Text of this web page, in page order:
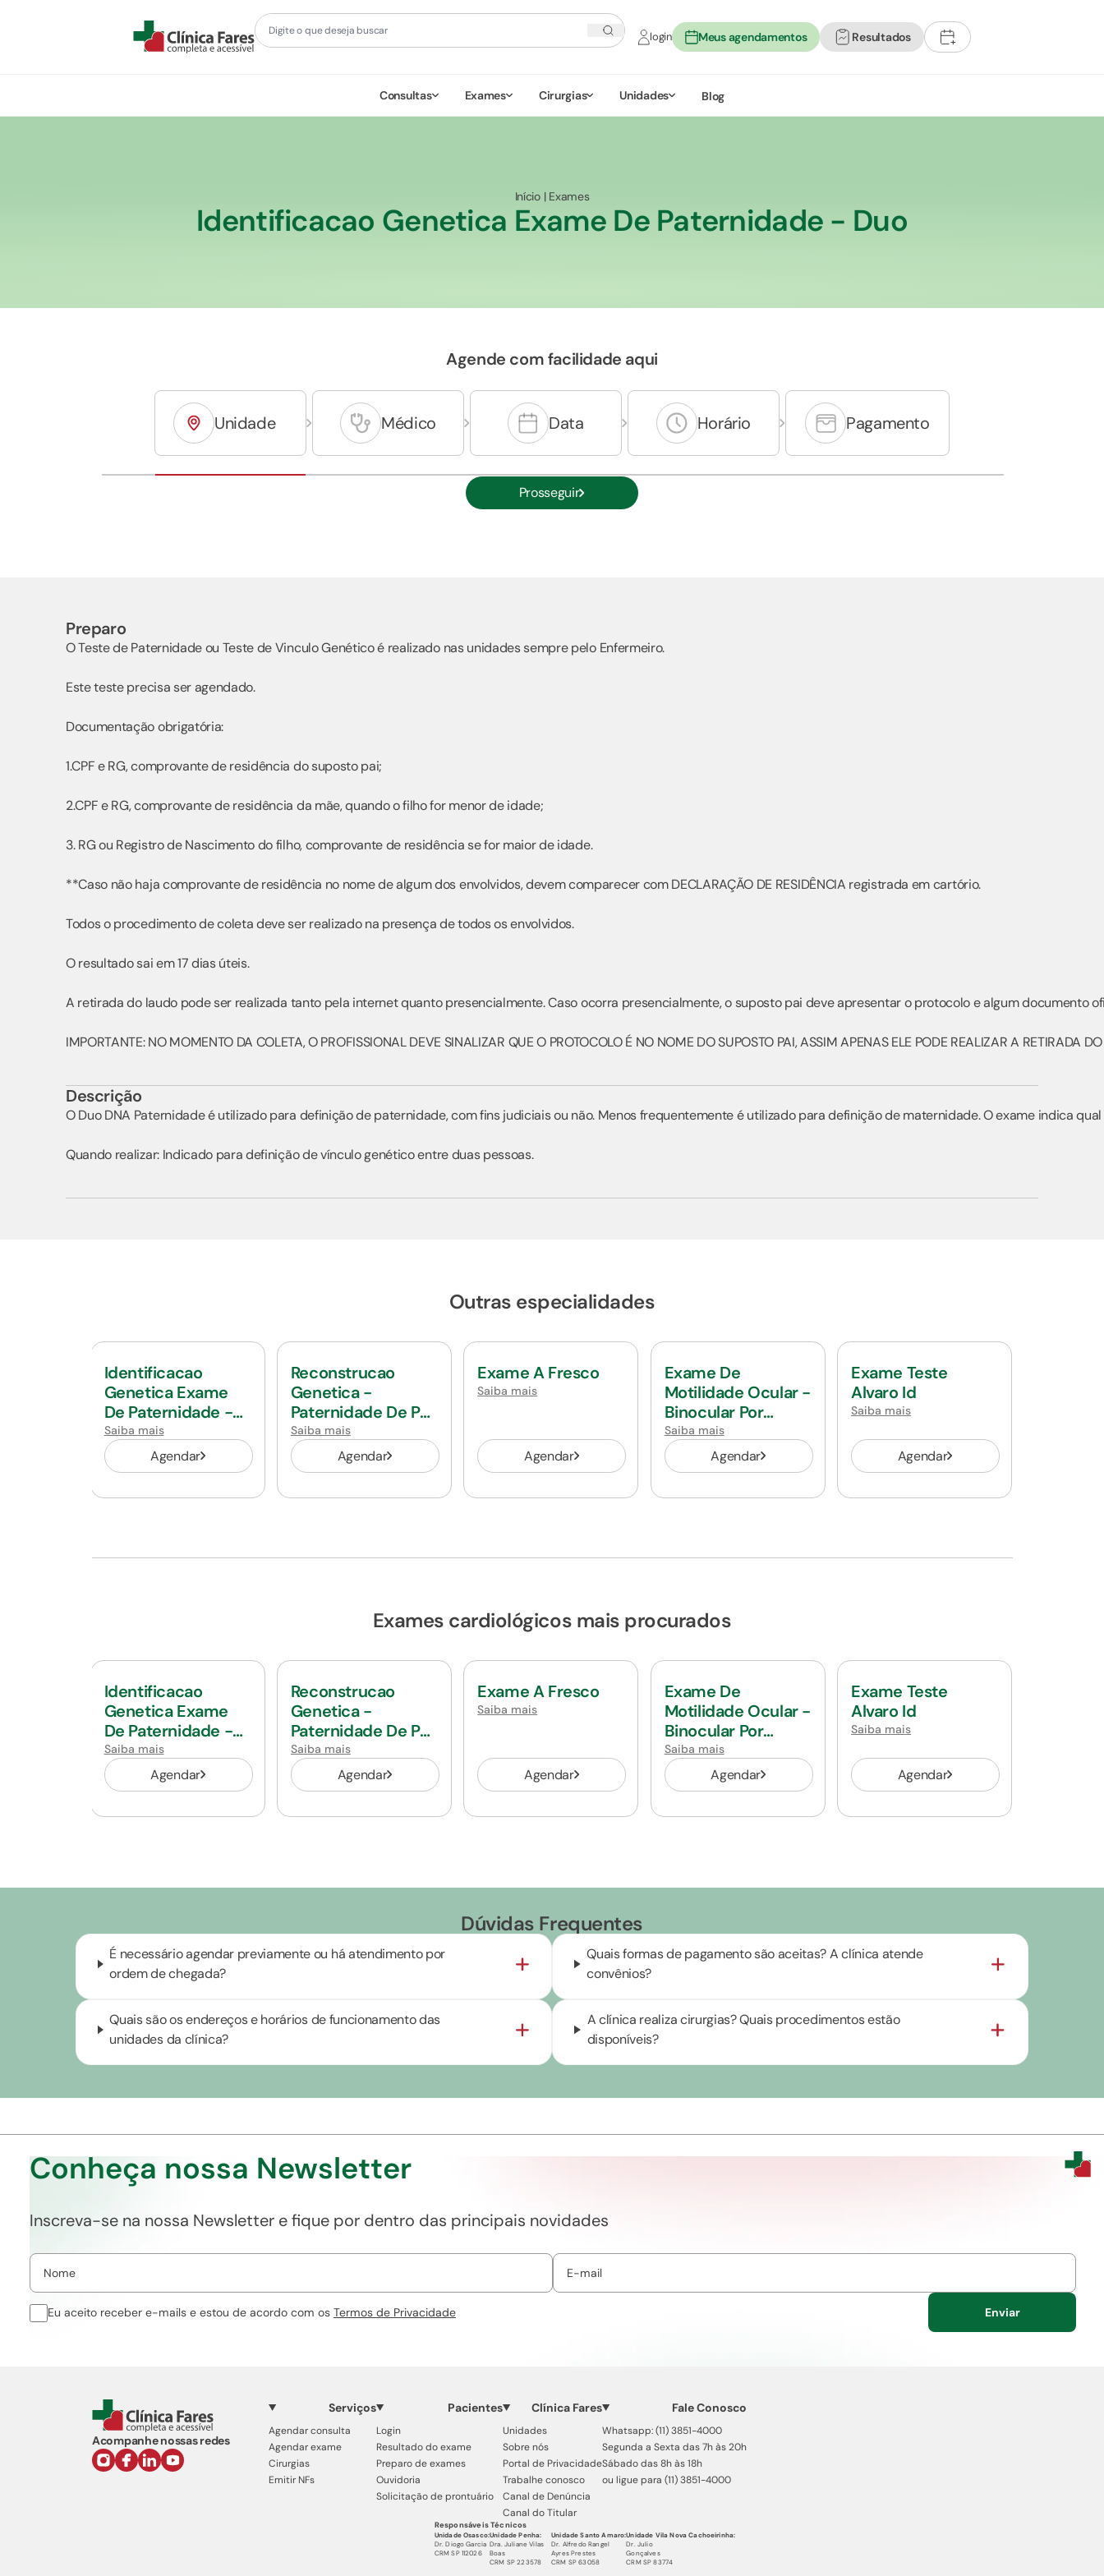
login Meus agendamentos Resultados +
Consultas Exames Cirurgias Unidades Blog
Início| Exames
Identificacao Genetica Exame De Paternidade - Duo
Agende com facilidade aqui
Unidade Médico Data Horário Pagamento
Prosseguir
Preparo
O Teste de Paternidade ou Teste de Vinculo Genético é realizado nas unidades sempre pelo Enfermeiro.
Este teste precisa ser agendado.
Documentação obrigatória:
1.CPF e RG, comprovante de residência do suposto pai;
2.CPF e RG, comprovante de residência da mãe, quando o filho for menor de idade;
3. RG ou Registro de Nascimento do filho, comprovante de residência se for maior de idade.
**Caso não haja comprovante de residência no nome de algum dos envolvidos, devem comparecer com DECLARAÇÃO DE RESIDÊNCIA registrada em cartório.
Todos o procedimento de coleta deve ser realizado na presença de todos os envolvidos.
O resultado sai em 17 dias úteis.
A retirada do laudo pode ser realizada tanto pela internet quanto presencialmente. Caso ocorra presencialmente, o suposto pai deve apresentar o protocolo e algum documento
IMPORTANTE: NO MOMENTO DA COLETA, O PROFISSIONAL DEVE SINALIZAR QUE O PROTOCOLO É NO NOME DO SUPOSTO PAI, ASSIM APENAS ELE PODE REALIZAR A
Descrição
O Duo DNA Paternidade é utilizado para definição de paternidade, com fins judiciais ou não. Menos frequentemente é utilizado para definição de maternidade. O exame indica
Quando realizar: Indicado para definição de vínculo genético entre duas pessoas.
Outras especialidades
Identificacao
Genetica Exame
De Paternidade -
Trio
Saiba mais
Agendar
Reconstrucao
Genetica -
Paternidade De Pai
Ausente
Saiba mais
Agendar
Exame A Fresco
Saiba mais
Agendar
Exame De
Motilidade Ocular -
Binocular Por
Sessao
Saiba mais
Agendar
Exame Teste
Alvaro Id
Saiba mais
Agendar
Exames cardiológicos mais procurados
Identificacao
Genetica Exame
De Paternidade -
Trio
Saiba mais
Agendar
Reconstrucao
Genetica -
Paternidade De Pai
Ausente
Saiba mais
Agendar
Exame A Fresco
Saiba mais
Agendar
Exame De
Motilidade Ocular -
Binocular Por
Sessao
Saiba mais
Agendar
Exame Teste
Alvaro Id
Saiba mais
Agendar
Dúvidas Frequentes
É necessário agendar previamente ou há atendimento por
ordem de chegada?
Quais formas de pagamento são aceitas? A clínica atende
convênios?
Quais são os endereços e horários de funcionamento das
unidades da clínica?
A clínica realiza cirurgias? Quais procedimentos estão
disponíveis?
Conheça nossa Newsletter
Inscreva-se na nossa Newsletter e fique por dentro das principais novidades
Eu aceito receber e-mails e estou de acordo com os Termos de Privacidade Enviar
Acompanhe nossas redes
Serviços
Agendar consulta
Agendar exame
Cirurgias
Emitir NFs
Pacientes
Login
Resultado do exame
Preparo de exames
Ouvidoria
Solicitação de prontuário
Clínica Fares
Unidades
Sobre nós
Portal de Privacidade
Trabalhe conosco
Canal de Denúncia
Canal do Titular
Fale Conosco
Whatsapp: (11) 3851-4000
Segunda a Sexta das 7h às 20h
Sábado das 8h às 18h
ou ligue para (11) 3851-4000
Responsáveis Técnicos
Unidade Osasco:
Dr. Diogo Garcia
CRM SP 112026
Unidade Penha:
Dra. Juliane Vilas
Boas
CRM SP 223578
Unidade Santo Amaro:
Dr. Alfredo Rangel
Ayres Prestes
CRM SP 63058
Unidade Vila Nova Cachoeirinha:
Dr. Julio
Gonçalves
CRM SP 83774